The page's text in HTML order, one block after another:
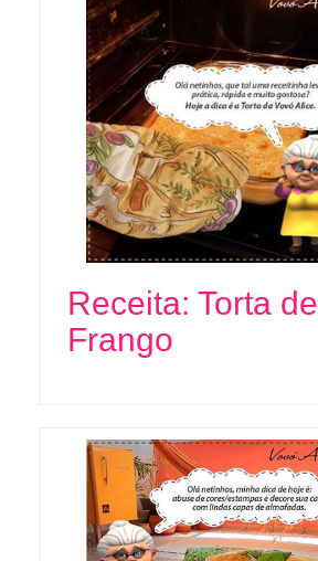
Receita: Torta de
Frango